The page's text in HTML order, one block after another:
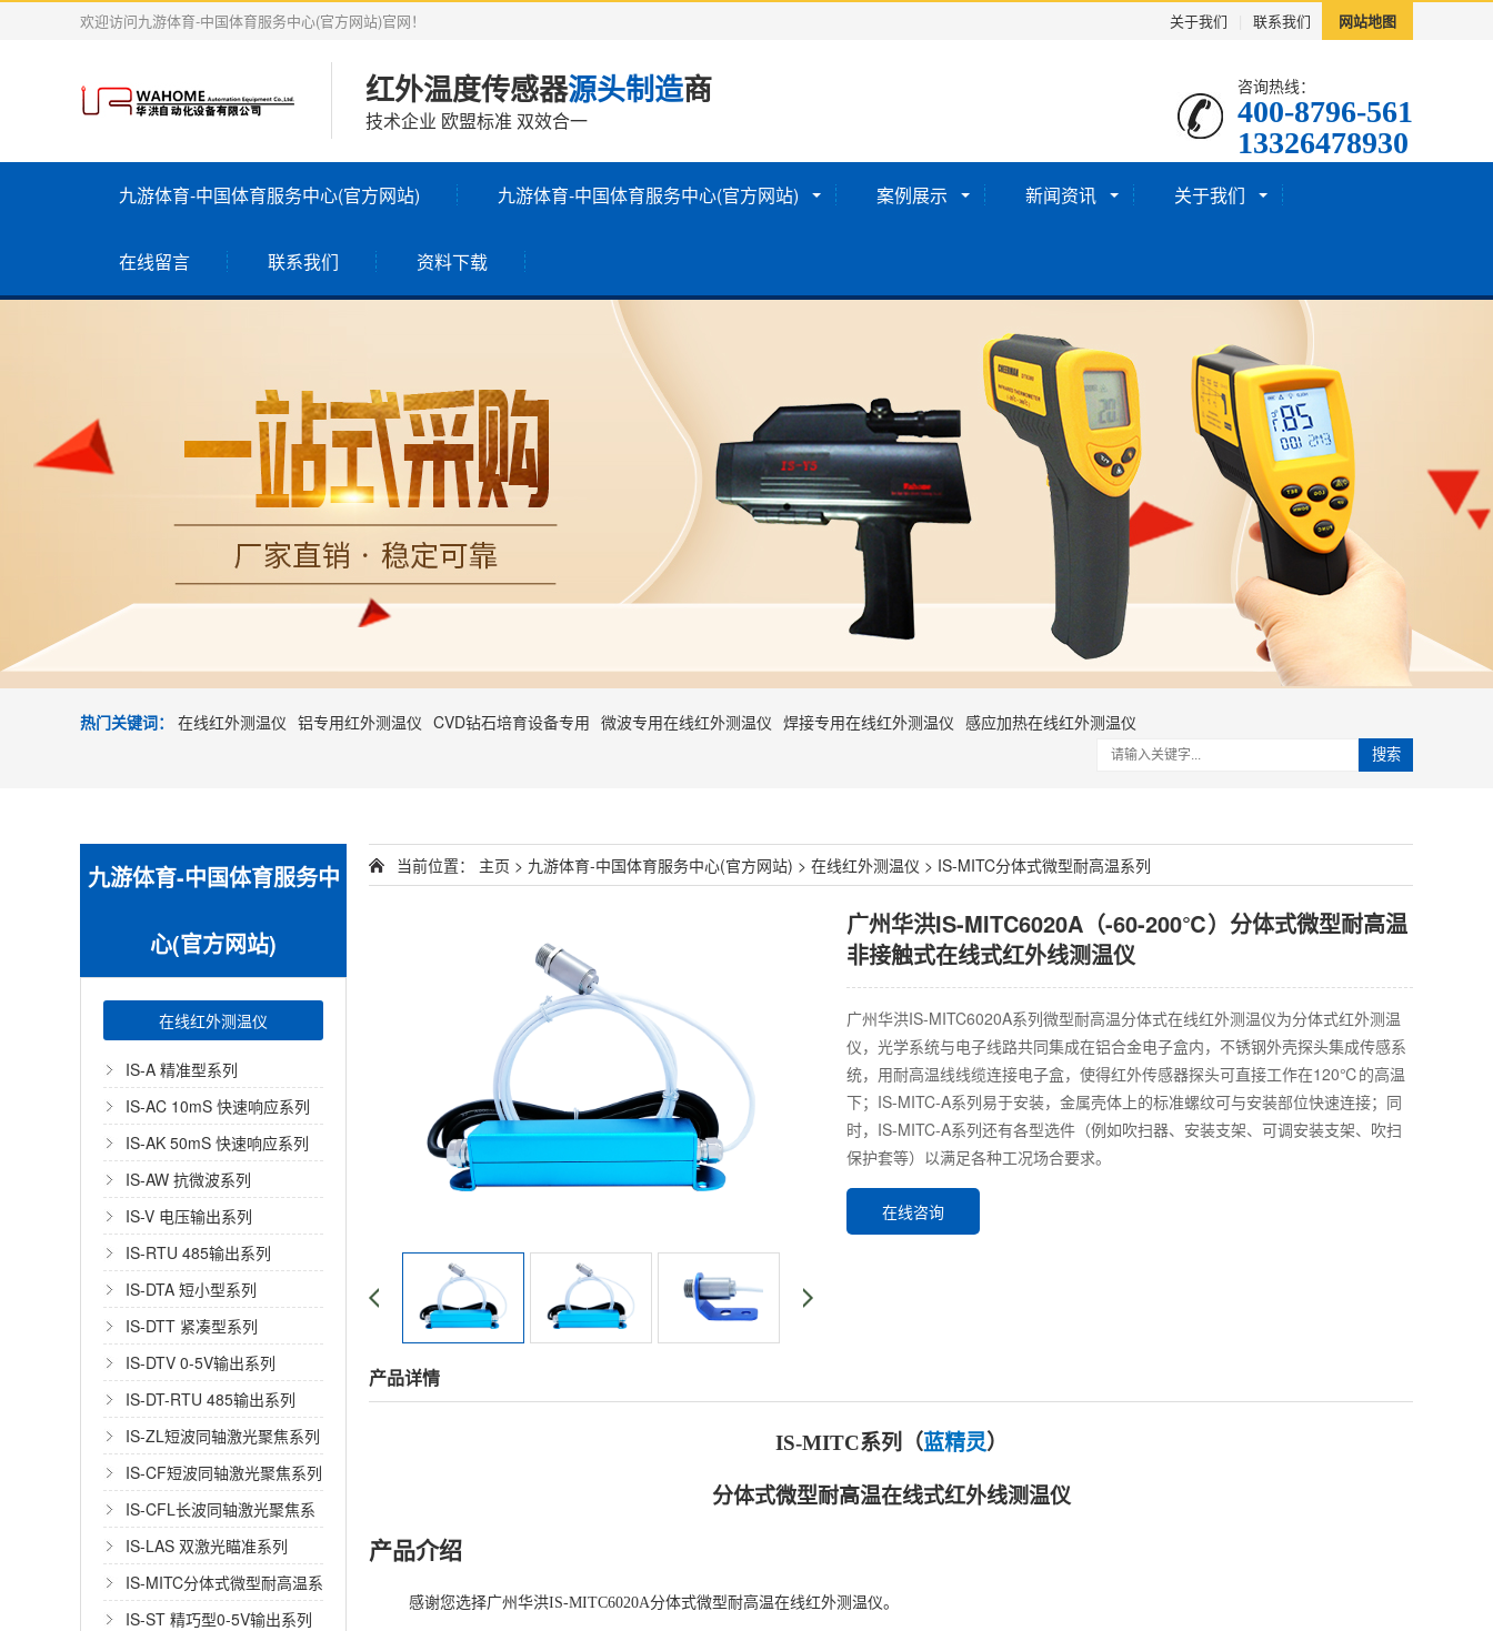
关于我们 联系我们 网站地图
欢迎访问九游体育-中国体育服务中心(官方网站)官网！
红外温度传感器源头制造商
技术企业 欧盟标准 双效合一
咨询热线：
400-8796-561
13326478930
九游体育-中国体育服务中心(官方网站) 九游体育-中国体育服务中心(官方网站) 案例展示 新闻资讯 关于我们
在线留言 联系我们 资料下载
热门关键词： 在线红外测温仪 铝专用红外测温仪 CVD钻石培育设备专用 微波专用在线红外测温仪 焊接专用在线红外测温仪 感应加热在线红外测温仪
搜索
九游体育-中国体育服务中
心(官方网站)
在线红外测温仪
IS-A 精准型系列
IS-AC 10mS 快速响应系列
IS-AK 50mS 快速响应系列
IS-AW 抗微波系列
IS-V 电压输出系列
IS-RTU 485输出系列
IS-DTA 短小型系列
IS-DTT 紧凑型系列
IS-DTV 0-5V输出系列
IS-DT-RTU 485输出系列
IS-ZL短波同轴激光聚焦系列
IS-CF短波同轴激光聚焦系列
IS-CFL长波同轴激光聚焦系
列
IS-LAS 双激光瞄准系列
IS-MITC分体式微型耐高温系
列
IS-ST 精巧型0-5V输出系列
当前位置： 主页 > 九游体育-中国体育服务中心(官方网站) > 在线红外测温仪 > IS-MITC分体式微型耐高温系列
广州华洪IS-MITC6020A（-60-200℃）分体式微型耐高温
非接触式在线式红外线测温仪
广州华洪IS-MITC6020A系列微型耐高温分体式在线红外测温仪为分体式红外测温
仪，光学系统与电子线路共同集成在铝合金电子盒内，不锈钢外壳探头集成传感系
统，用耐高温线线缆连接电子盒，使得红外传感器探头可直接工作在120℃的高温
下；IS-MITC-A系列易于安装，金属壳体上的标准螺纹可与安装部位快速连接；同
时，IS-MITC-A系列还有各型选件（例如吹扫器、安装支架、可调安装支架、吹扫
保护套等）以满足各种工况场合要求。
在线咨询
产品详情
IS-MITC系列（蓝精灵）
分体式微型耐高温在线式红外线测温仪
产品介绍
感谢您选择广州华洪IS-MITC6020A分体式微型耐高温在线红外测温仪。